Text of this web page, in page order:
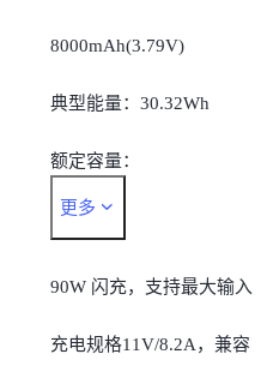
8000mAh(3.79V)
典型能量：30.32Wh
额定容量：
7840mAh(3.79V)
额定能量：29.72Wh
更多
90W 闪充，支持最大输入
充电规格11V/8.2A，兼容